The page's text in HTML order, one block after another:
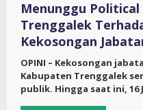
Menunggu
Trenggalek
Kekosongan
OPINI – Kekosongan
Kabupaten Trenggalek
publik. Hingga saat ini, 16